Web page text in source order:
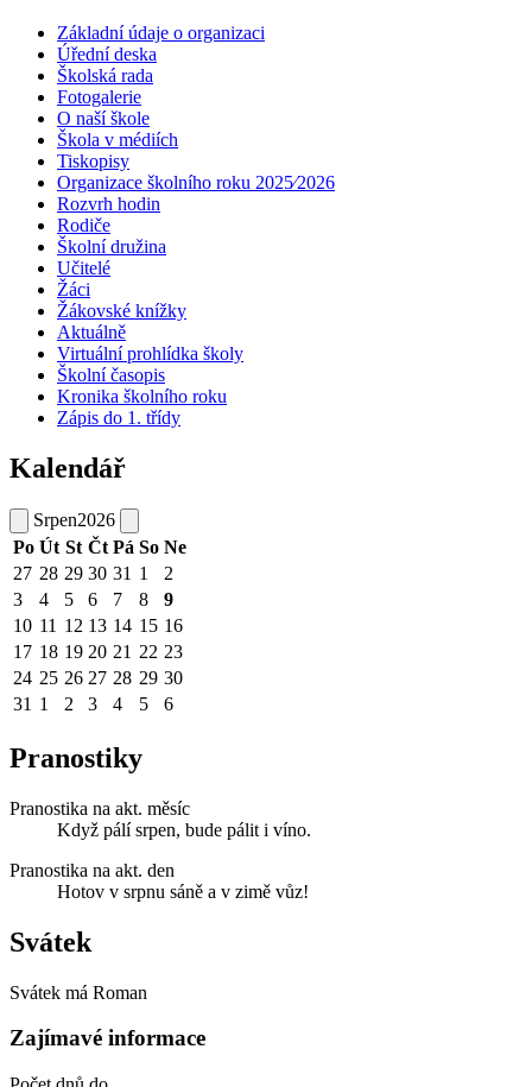
Základní údaje o organizaci
Úřední deska
Školská rada
Fotogalerie
O naší škole
Škola v médiích
Tiskopisy
Organizace školního roku 2025⁄2026
Rozvrh hodin
Rodiče
Školní družina
Učitelé
Žáci
Žákovské knížky
Aktuálně
Virtuální prohlídka školy
Školní časopis
Kronika školního roku
Zápis do 1. třídy
Kalendář
Srpen2026
Po Út St Čt Pá So Ne
27 28 29 30 31 1
2
3
4 5 6 7 8
9
10 11 12 13 14 15 16
17 18 19 20 21 22 23
24 25 26 27 28 29 30
31 1 2 3 4 5 6
Pranostiky
Pranostika na akt. měsíc
Když pálí srpen, bude pálit i víno.
Pranostika na akt. den
Hotov v srpnu sáně a v zimě vůz!
Svátek
Svátek má Roman
Zajímavé informace